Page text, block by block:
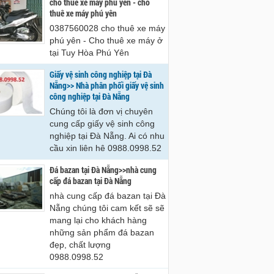
thuê xe máy phú yên
0387560028 cho thuê xe máy
phú yên - Cho thuê xe máy ở
tại Tuy Hòa Phú Yên
Giấy vệ sinh công nghiệp tại Đà
Nẵng>> Nhà phân phối giấy vệ sinh
công nghiệp tại Đà Nẵng
Chúng tôi là đơn vị chuyên
cung cấp giấy vệ sinh công
nghiệp tại Đà Nẵng. Ai có nhu
cầu xin liên hê 0988.0998.52
Đá bazan tại Đà Nẵng>>nhà cung
cấp đá bazan tại Đà Nẵng
nhà cung cấp đá bazan tại Đà
Nẵng chúng tôi cam kết sẽ sẽ
mang lại cho khách hàng
những sản phẩm đá bazan
đẹp, chất lượng
0988.0998.52